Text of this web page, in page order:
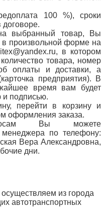
100 %), сроки
договоре.
выбранный товар, Вы
в произвольной форме на
в котором
товара, номер
оплаты и доставки, а
предприятия). В
время вам будет
и подписью.
перейти в корзину и
оформления заказа.
Вы можете
менеджера по телефону:
Вера Александровна,
дни.
из города
автотранспортных